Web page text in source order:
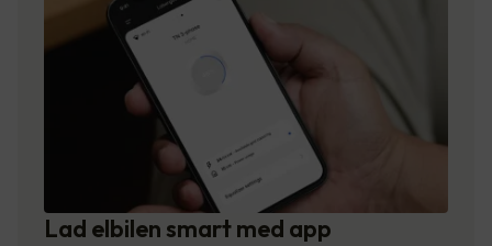
Lad elbilen smart med app